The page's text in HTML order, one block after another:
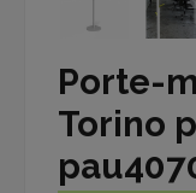
Porte-
Torino